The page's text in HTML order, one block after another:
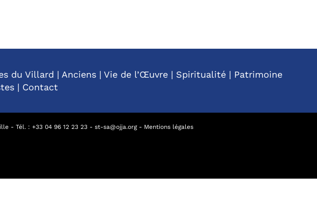
du Villard | Anciens | Vie de l’Œuvre | Spiritualité | Patrimoine
| Contact
- Tél. : +33 04 96 12 23 23- st-sa@ojja.org- Mentions légales